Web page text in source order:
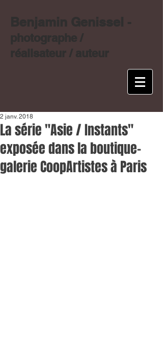
Benjamin Genissel -
photographe /
réalisateur / auteur
La série "Asie / Instants"
exposée dans la boutique-
galerie CoopArtistes à Paris
2 janv. 2018